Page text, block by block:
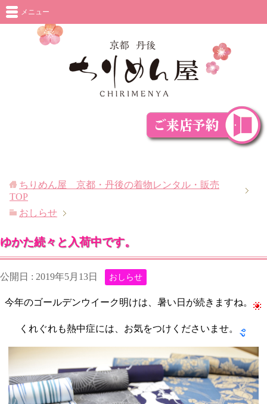
メニュー
ちりめん屋 京都・丹後の着物レンタル・販売
TOP
おしらせ
ゆかた続々と入荷中です。
公開日 : 2019年5月13日 おしらせ
今年のゴールデンウイーク明けは、暑い日が続きますね。
くれぐれも熱中症には、お気をつけくださいませ。